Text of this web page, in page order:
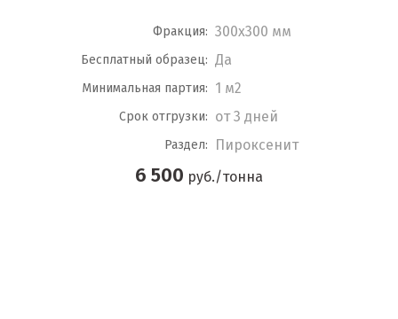
Фракция: 300x300 мм
Бесплатный образец: Да
Минимальная партия: 1 м2
Срок отгрузки: от 3 дней
Раздел: Пироксенит
6 500 руб./тонна